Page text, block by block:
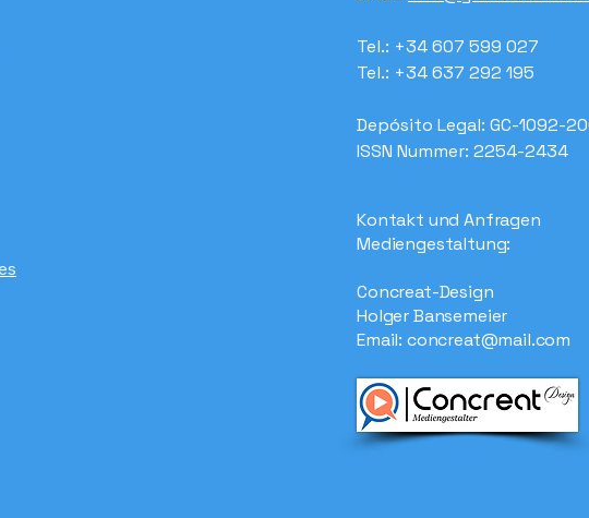
Tel.: +34 607 599 027
Tel.: +34 637 292 195
Depósito Legal: GC-1092-
ISSN Nummer: 2254-2434
Kontakt und Anfragen
Mediengestaltung:
Concreat-Design
Holger Bansemeier
Email: concreat@mail.com